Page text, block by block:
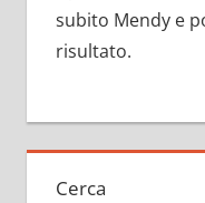
subito Mendy e
risultato.
Cerca